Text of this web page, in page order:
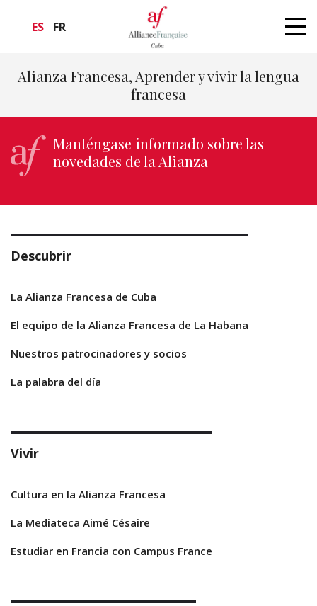
ES FR
Alianza Francesa, Aprender y vivir la lengua
francesa
Manténgase informado sobre las
novedades de la Alianza
Descubrir
La Alianza Francesa de Cuba
El equipo de la Alianza Francesa de La Habana
Nuestros patrocinadores y socios
La palabra del día
Vivir
Cultura en la Alianza Francesa
La Mediateca Aimé Césaire
Estudiar en Francia con Campus France